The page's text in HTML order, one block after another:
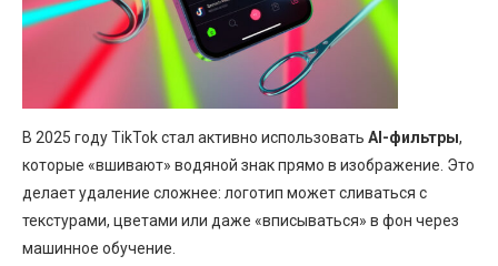
В 2025 году TikTok стал активно использовать AI-фильтры,
которые «вшивают» водяной знак прямо в изображение. Это
делает удаление сложнее: логотип может сливаться с
текстурами, цветами или даже «вписываться» в фон через
машинное обучение.